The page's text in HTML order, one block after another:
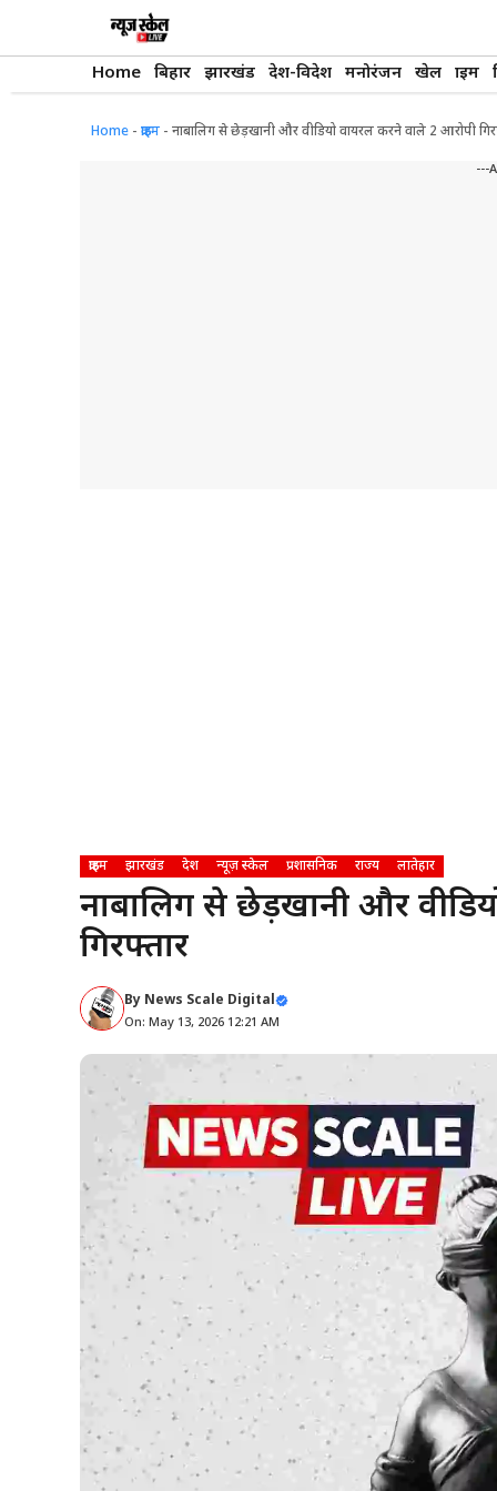
Home बिहार झारखंड देश-विदेश मनोरंजन खेल क्राइम
Home - क्राइम - नाबालिग से छेड़खानी और वीडियो वायरल करने वाले 2 आरोपी
---
क्राइम झारखंड देश न्यूज़ स्केल प्रशासनिक राज्य लातेहार
नाबालिग से छेड़खानी और
गिरफ्तार
By News Scale Digital
On: May 13, 2026 12:21 AM